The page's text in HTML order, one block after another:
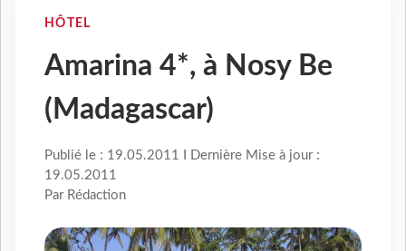
HÔTEL
Amarina 4*, à Nosy Be
(Madagascar)
Publié le : 19.05.2011 I Dernière Mise à jour :
19.05.2011
Par Rédaction